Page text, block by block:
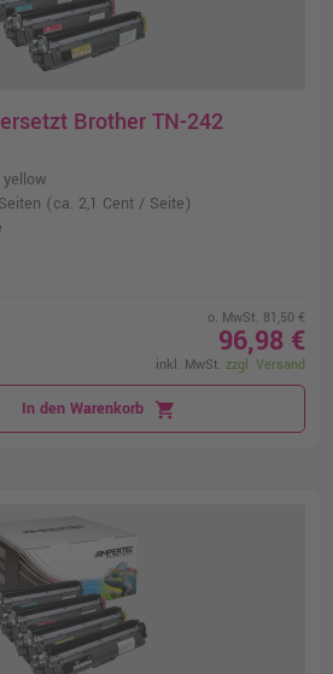
Brother TN-242
(ca. 2,1 Cent / Seite)
o. MwSt. 81,50 €
96,98 €
inkl. MwSt. zzgl. Versand
In den Warenkorb shopping_cart